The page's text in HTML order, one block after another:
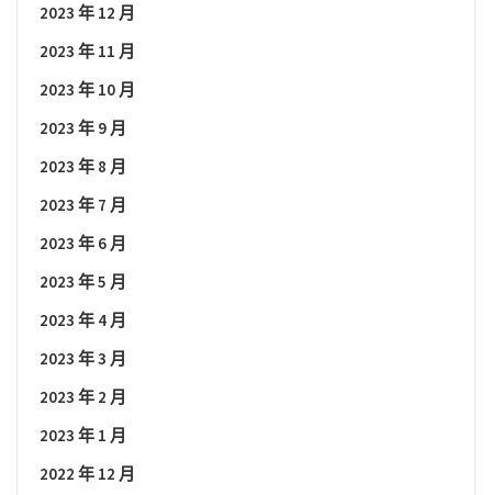
2023 年 12 月
2023 年 11 月
2023 年 10 月
2023 年 9 月
2023 年 8 月
2023 年 7 月
2023 年 6 月
2023 年 5 月
2023 年 4 月
2023 年 3 月
2023 年 2 月
2023 年 1 月
2022 年 12 月